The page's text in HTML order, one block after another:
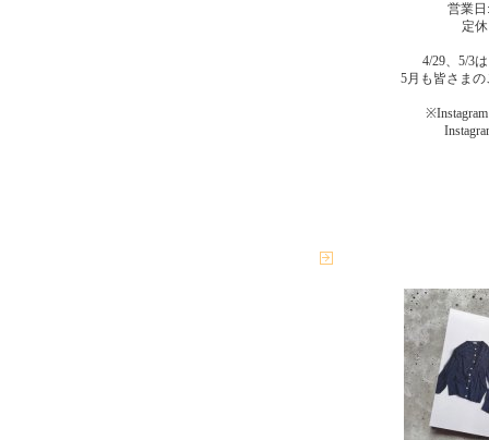
営業日
定
4/29、5/3
5月も皆さま